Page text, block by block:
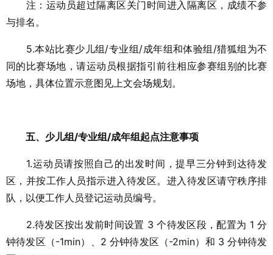
注：运动员超过隔离区关门时间进入隔离区，成绩不参
与排名。
5.本站比赛少儿组/专业组/成年组和体验组/猎狐组为不
同的比赛场地，请运动员根据指引前往相应参赛组别的比赛
场地，具体位置示意图见上文会场规划。
五、少儿组/专业组/成年组起点注意事项
1.运动员请按照自己的出发时间，提早三分钟到达待发
区，并按工作人员指示进入待发区。进入待发区请守秩序排
队，以便工作人员登记运动员编号。
2.待发区按出发前时间设置 3 个待发区段，配置为 1 分
钟待发区（-1min）、2 分钟待发区（-2min）和 3 分钟待发